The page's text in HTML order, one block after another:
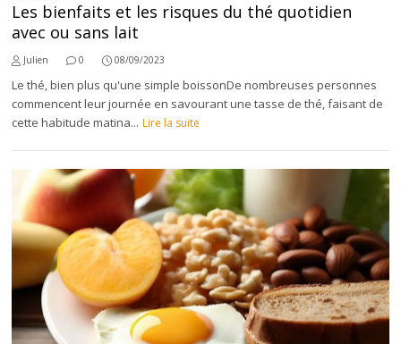
Les bienfaits et les risques du thé quotidien
avec ou sans lait
Julien 0 08/09/2023
Le thé, bien plus qu'une simple boissonDe nombreuses personnes
commencent leur journée en savourant une tasse de thé, faisant de
cette habitude matina... Lire la suite